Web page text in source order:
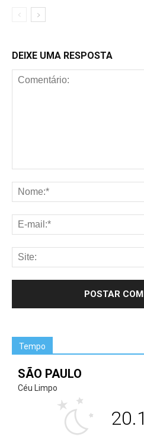
DEIXE UMA RESPOSTA
Tempo
SÃO PAULO
Céu Limpo
20.1